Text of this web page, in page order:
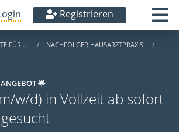
Registrieren
FÜR …
NACHFOLGER HAUSARZTPRAXIS
🌟
w/d) in Vollzeit ab sofort